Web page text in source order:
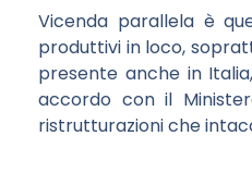
Vicenda parallela è
produttivi in loco,
presente anche in
accordo con il
ristrutturazioni che